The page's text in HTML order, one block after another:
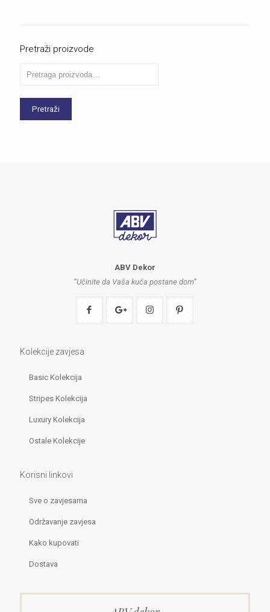
Pretraži proizvode
Pretraži
ABV Dekor
“Učinite da Vaša kuća postane dom”
Kolekcije zavjesa
Basic Kolekcija
Stripes Kolekcija
Luxury Kolekcija
Ostale Kolekcije
Korisni linkovi
Sve o zavjesama
Održavanje zavjesa
Kako kupovati
Dostava